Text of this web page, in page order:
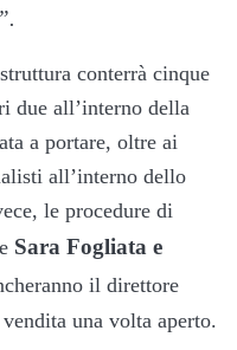
conterrà cinque
due all’interno della
a portare, oltre ai
all’interno dello
le procedure di
Sara Fogliata e
il direttore
una volta aperto.